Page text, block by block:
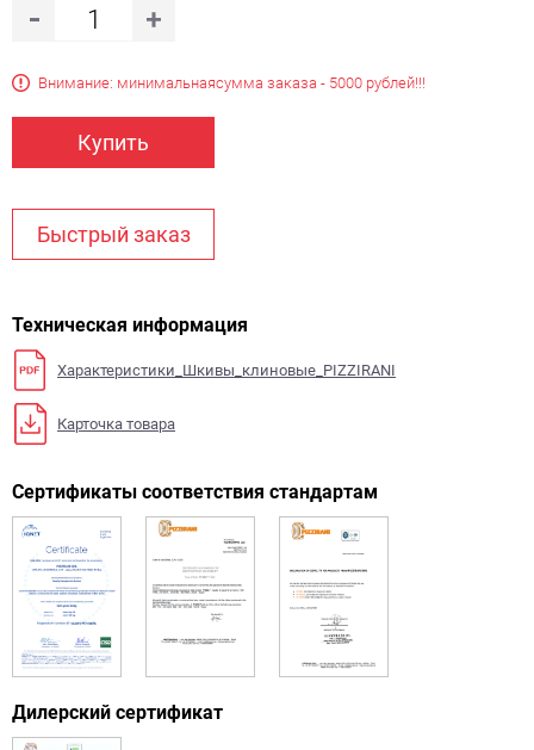
Внимание: минимальнаясумма заказа - 5000 рублей!!!
Купить
Быстрый заказ
Техническая информация
Характеристики_Шкивы_клиновые_PIZZIRANI
Карточка товара
Сертификаты соответствия стандартам
Дилерский сертификат